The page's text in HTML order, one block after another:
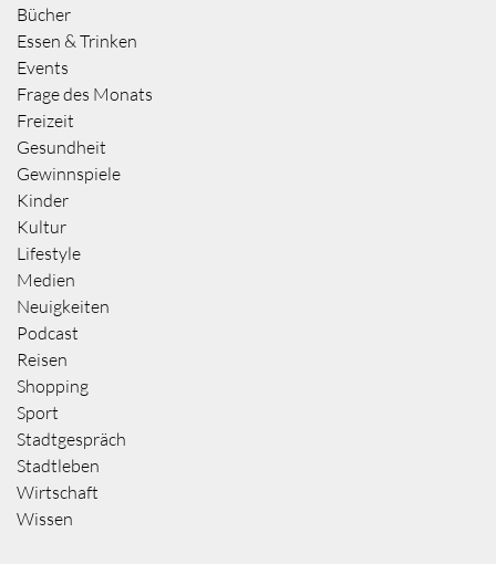
Bücher
Essen & Trinken
Events
Frage des Monats
Freizeit
Gesundheit
Gewinnspiele
Kinder
Kultur
Lifestyle
Medien
Neuigkeiten
Podcast
Reisen
Shopping
Sport
Stadtgespräch
Stadtleben
Wirtschaft
Wissen